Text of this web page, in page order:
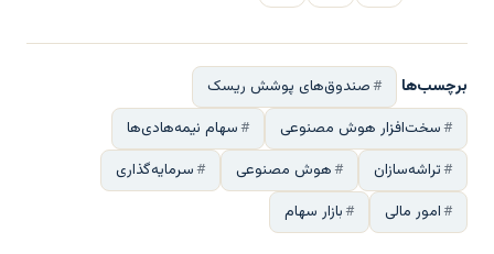
برچسب‌ها
صندوق‌های پوشش ریسک
سخت‌افزار هوش مصنوعی
سهام نیمه‌هادی‌ها
تراشه‌سازان
هوش مصنوعی
سرمایه‌گذاری
امور مالی
بازار سهام